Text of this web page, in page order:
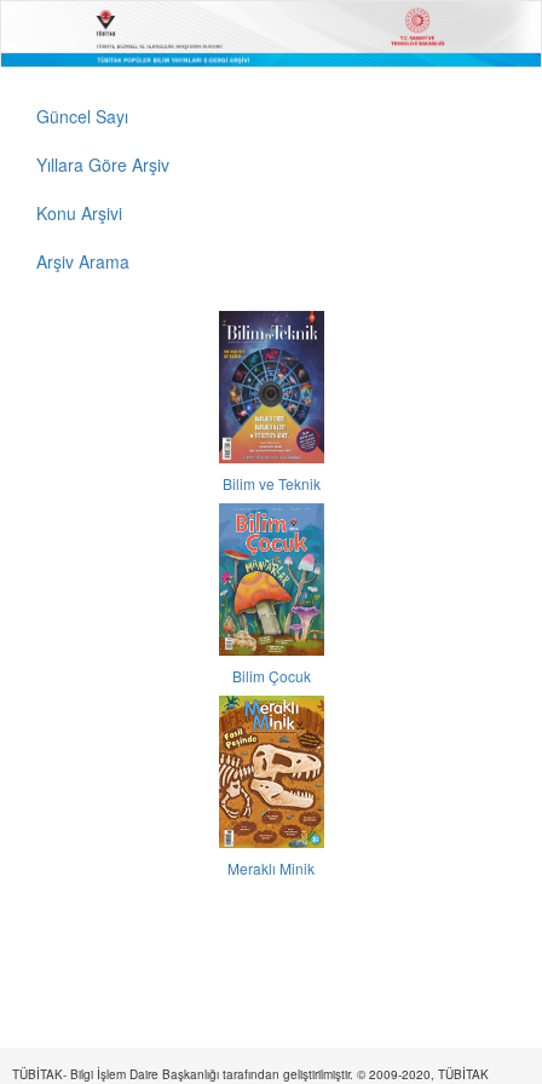
Güncel Sayı
Yıllara Göre Arşiv
Konu Arşivi
Arşiv Arama
Bilim ve Teknik
Bilim Çocuk
Meraklı Minik
TÜBİTAK- Bilgi İşlem Daire Başkanlığı tarafından geliştirilmiştir. © 2009-2020, TÜBİTAK